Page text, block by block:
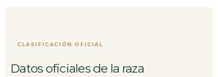
CLASIFICACIÓN OFICIAL
Datos oficiales de la raza